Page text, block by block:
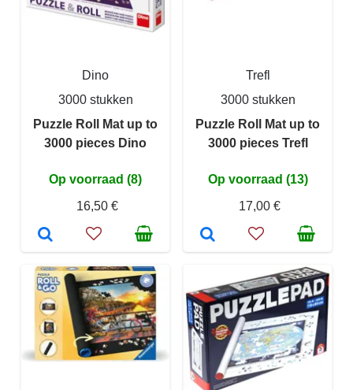
Dino
3000 stukken
Puzzle Roll Mat up to
3000 pieces Dino
Op voorraad (8)
16,50 €
Trefl
3000 stukken
Puzzle Roll Mat up to
3000 pieces Trefl
Op voorraad (13)
17,00 €